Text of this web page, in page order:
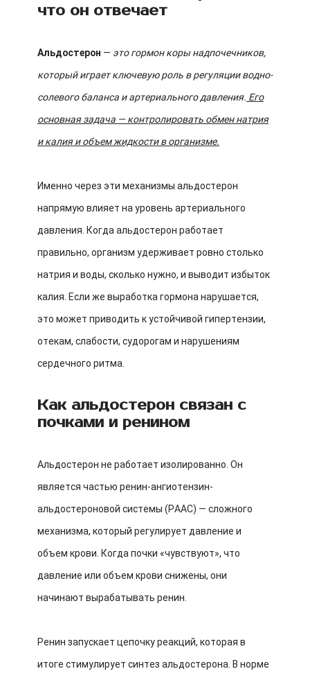
что он отвечает
Альдостерон — это гормон коры надпочечников,
который играет ключевую роль в регуляции водно-
солевого баланса и артериального давления. Его
основная задача — контролировать обмен натрия
и калия и объем жидкости в организме.
Именно через эти механизмы альдостерон
напрямую влияет на уровень артериального
давления. Когда альдостерон работает
правильно, организм удерживает ровно столько
натрия и воды, сколько нужно, и выводит избыток
калия. Если же выработка гормона нарушается,
это может приводить к устойчивой гипертензии,
отекам, слабости, судорогам и нарушениям
сердечного ритма.
Как альдостерон связан с
почками и ренином
Альдостерон не работает изолированно. Он
является частью ренин-ангиотензин-
альдостероновой системы (РААС) — сложного
механизма, который регулирует давление и
объем крови. Когда почки «чувствуют», что
давление или объем крови снижены, они
начинают вырабатывать ренин.
Ренин запускает цепочку реакций, которая в
итоге стимулирует синтез альдостерона. В норме